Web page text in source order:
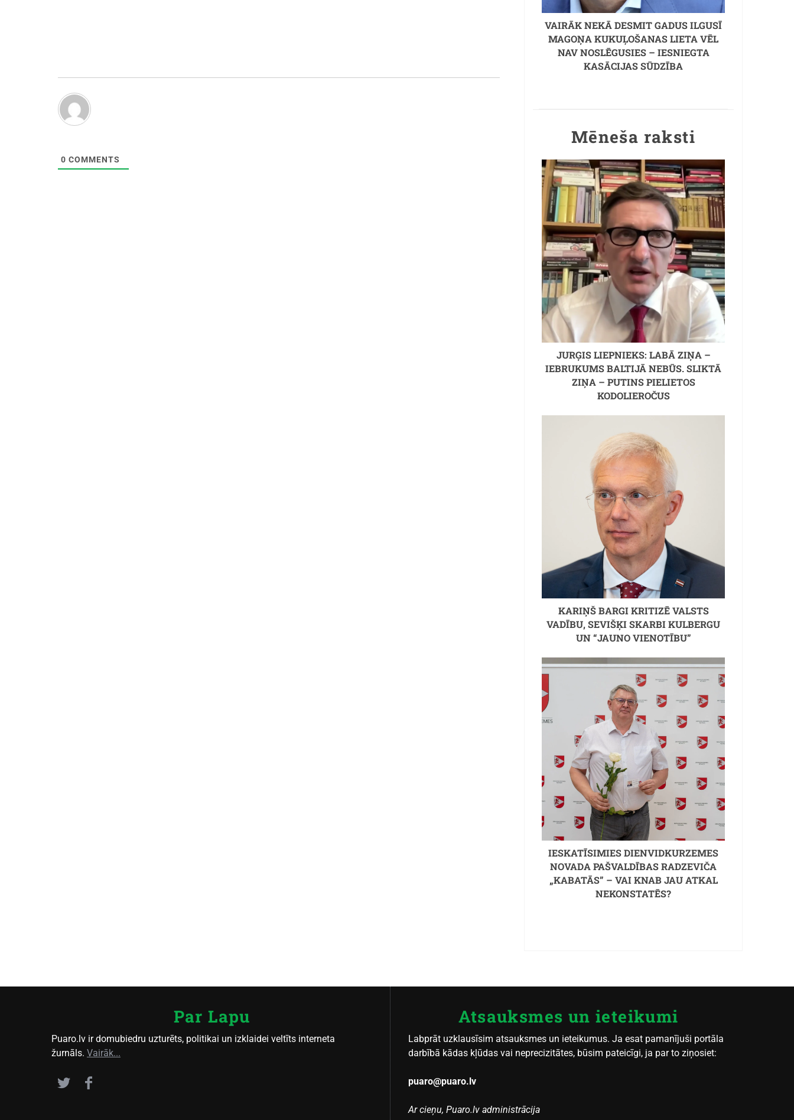
0 COMMENTS
VAIRĀK NEKĀ DESMIT GADUS ILGUSĪ
MAGOŅA KUKUĻOŠANAS LIETA VĒL
NAV NOSLĒGUSIES – IESNIEGTA
KASĀCIJAS SŪDZĪBA
Mēneša raksti
JURĢIS LIEPNIEKS: LABĀ ZIŅA –
IEBRUKUMS BALTIJĀ NEBŪS. SLIKTĀ
ZIŅA – PUTINS PIELIETOS
KODOLIEROČUS
KARIŅŠ BARGI KRITIZĒ VALSTS
VADĪBU, SEVIŠĶI SKARBI KULBERGU
UN “JAUNO VIENOTĪBU”
IESKATĪSIMIES DIENVIDKURZEMES
NOVADA PAŠVALDĪBAS RADZEVIČA
„KABATĀS” – VAI KNAB JAU ATKAL
NEKONSTATĒS?
Par Lapu
Puaro.lv ir domubiedru uzturēts, politikai un izklaidei veltīts interneta
žurnāls. Vairāk...
Atsauksmes un ieteikumi
Labprāt uzklausīsim atsauksmes un ieteikumus. Ja esat pamanījuši portāla
darbībā kādas kļūdas vai neprecizitātes, būsim pateicīgi, ja par to ziņosiet:
puaro@puaro.lv
Ar cieņu, Puaro.lv administrācija